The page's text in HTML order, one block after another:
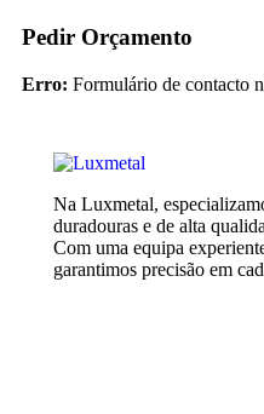
Pedir Orçamento
Erro: Formulário de contacto
Na Luxmetal,
duradouras e de alta
Com uma equipa
garantimos precisão em